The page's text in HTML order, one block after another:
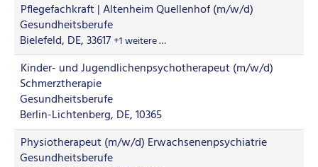
Pflegefachkraft | Altenheim Quellenhof (m/w/d)
Gesundheitsberufe
Bielefeld, DE, 33617+1 weitere …
Kinder- und Jugendlichenpsychotherapeut (m/w/d)
Schmerztherapie
Gesundheitsberufe
Berlin-Lichtenberg, DE, 10365
Physiotherapeut (m/w/d) Erwachsenenpsychiatrie
Gesundheitsberufe